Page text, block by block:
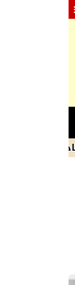
السعة الكاملة للاستادات